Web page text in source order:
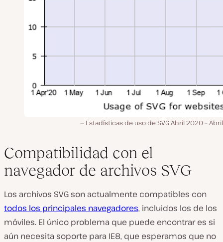
Estadísticas de uso de SVG Abril 2020 –
Compatibilidad con el
navegador de archivos SVG
Los archivos SVG son actualmente compatibles con
todos los principales navegadores, incluidos los de los
móviles. El único problema que puede encontrar es si
aún necesita soporte para IE8, que esperamos que no